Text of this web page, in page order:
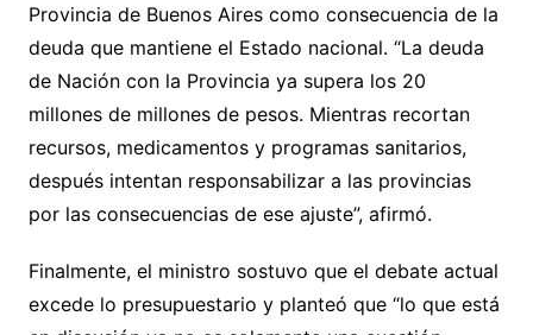
Provincia de Buenos Aires como consecuencia de la
deuda que mantiene el Estado nacional. “La deuda
de Nación con la Provincia ya supera los 20
millones de millones de pesos. Mientras recortan
recursos, medicamentos y programas sanitarios,
después intentan responsabilizar a las provincias
por las consecuencias de ese ajuste”, afirmó.
Finalmente, el ministro sostuvo que el debate actual
excede lo presupuestario y planteó que “lo que está